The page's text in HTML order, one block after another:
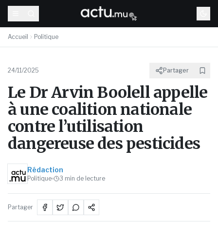
Accueil Politique
24/11/2025 Partager
Le Dr Arvin Boolell appelle
à une coalition nationale
contre l’utilisation
dangereuse des pesticides
Rédaction
Politique 3 min de lecture
Partager